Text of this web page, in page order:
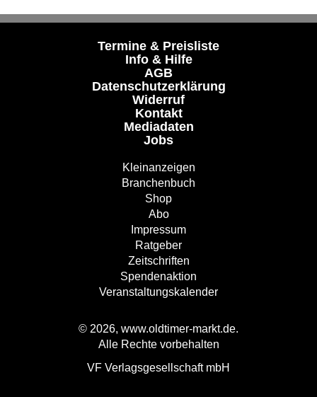
Termine & Preisliste
Info & Hilfe
AGB
Datenschutzerklärung
Widerruf
Kontakt
Mediadaten
Jobs
Kleinanzeigen
Branchenbuch
Shop
Abo
Impressum
Ratgeber
Zeitschriften
Spendenaktion
Veranstaltungskalender
© 2026, www.oldtimer-markt.de.
Alle Rechte vorbehalten
VF Verlagsgesellschaft mbH